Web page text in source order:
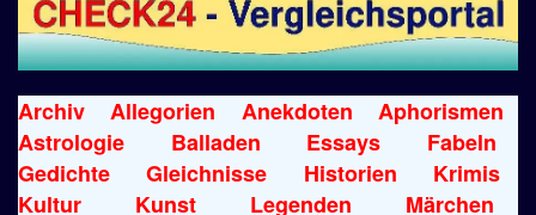
Archiv Allegorien Anekdoten
Aphorismen
Astrologie
Balladen Essays
Fabeln
Gedichte
Gleichnisse Historien
Krimis
Kultur
Kunst Legenden
Märchen